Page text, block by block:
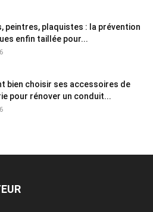
peintres, plaquistes : la prévention
enfin taillée pour...
bien choisir ses accessoires de
pour rénover un conduit...